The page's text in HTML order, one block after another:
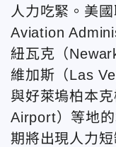
人力吃緊。美
Aviation
紐瓦克（
維加斯（Las
與好萊塢柏本
Airport）等地
期將出現人力